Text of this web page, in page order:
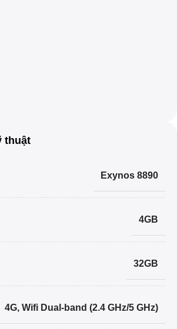
thuật
Exynos 8890
4GB
32GB
4G, Wifi Dual-band (2.4 GHz/5 GHz)